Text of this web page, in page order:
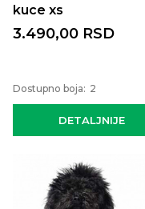
kuce xs
DETALJNIJE
3.490,00 RSD
Dostupno boja: 2